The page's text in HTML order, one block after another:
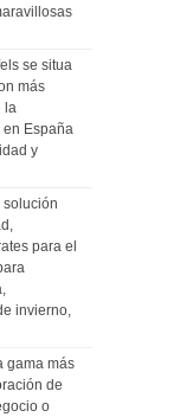
se situa
más
la
España
y
solución
para el
invierno,
gama más
de
o